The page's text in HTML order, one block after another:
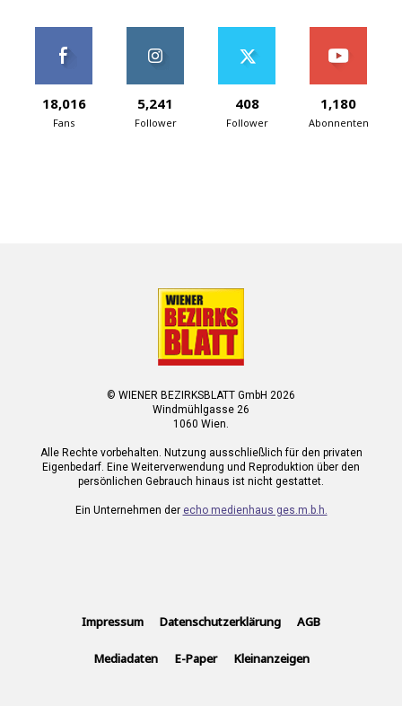
18,016
Fans
5,241
Follower
408
Follower
1,180
Abonnenten
© WIENER BEZIRKSBLATT GmbH 2026
Windmühlgasse 26
1060 Wien.
Alle Rechte vorbehalten. Nutzung ausschließlich für den privaten
Eigenbedarf. Eine Weiterverwendung und Reproduktion über den
persönlichen Gebrauch hinaus ist nicht gestattet.
Ein Unternehmen der echo medienhaus ges.m.b.h.
Impressum Datenschutzerklärung AGB
Mediadaten E-Paper Kleinanzeigen